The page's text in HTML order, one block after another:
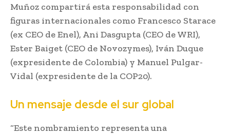
Muñoz compartirá esta responsabilidad con
figuras internacionales como Francesco Starace
(ex CEO de Enel), Ani Dasgupta (CEO de WRI),
Ester Baiget (CEO de Novozymes), Iván Duque
(expresidente de Colombia) y Manuel Pulgar-
Vidal (expresidente de la COP20).
Un mensaje desde el sur global
“Este nombramiento representa una